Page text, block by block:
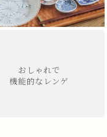
おしゃれで
機能的なレンゲ